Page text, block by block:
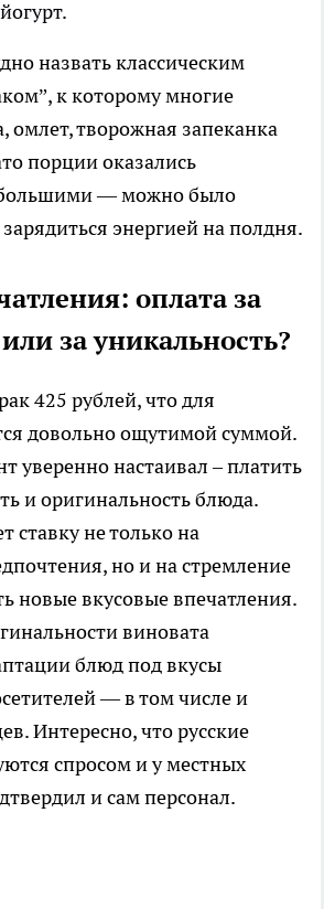
назвать классическим
к которому многие
творожная запеканка
порции оказались
большими — можно было
энергией на полдня.
оплата за
за уникальность?
425 рублей, что для
довольно ощутимой суммой.
уверенно настаивал – платить
и оригинальность блюда.
ставку не только на
но и на стремление
новые вкусовые впечатления.
виновата
блюд под вкусы
— в том числе и
Интересно, что русские
спросом и у местных
и сам персонал.